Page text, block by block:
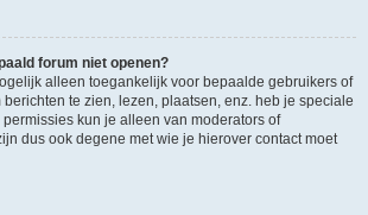
forum niet openen?
alleen toegankelijk voor bepaalde gebruikers of
te zien, lezen, plaatsen, enz. heb je speciale
kun je alleen van moderators of
dus ook degene met wie je hierover contact moet